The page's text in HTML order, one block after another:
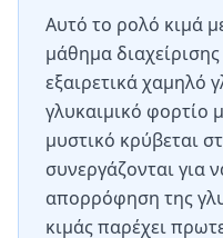
Αυτό το ρολό κιμά
μάθημα
εξαιρετικά χαμηλό
γλυκαιμικό φορτίο
μυστικό κρύβεται
συνεργάζονται για
απορρόφηση της
κιμάς παρέχει